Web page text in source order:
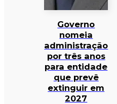
Governo
nomeia
administração
por três anos
para entidade
que prevê
extinguir em
2027